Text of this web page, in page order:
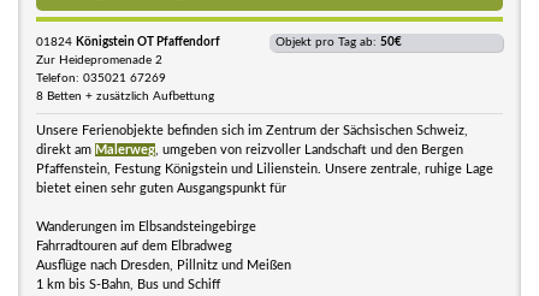
01824 Königstein OT Pfaffendorf
Zur Heidepromenade 2
Telefon: 035021 67269
8 Betten + zusätzlich Aufbettung
Objekt pro Tag ab: 50€
Unsere Ferienobjekte befinden sich im Zentrum der Sächsischen Schweiz,
direkt am Malerweg , umgeben von reizvoller Landschaft und den Bergen
Pfaffenstein, Festung Königstein und Lilienstein. Unsere zentrale, ruhige Lage
bietet einen sehr guten Ausgangspunkt für
Wanderungen im Elbsandsteingebirge
Fahrradtouren auf dem Elbradweg
Ausflüge nach Dresden, Pillnitz und Meißen
1 km bis S-Bahn, Bus und Schiff